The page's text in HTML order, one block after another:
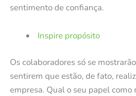
sentimento de confiança.
Inspire propósito
Os colaboradores só se
sentirem que estão, de fato,
empresa. Qual o seu papel como